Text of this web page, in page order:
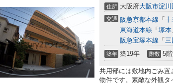
住所 大阪府大阪市淀川
交通 阪急京都本線 「 十
東海道本線 「 塚本
阪急宝塚本線 「 三
築年 築19年 階数 5
共用部には敷地内ごみ
物件です。素敵な外観